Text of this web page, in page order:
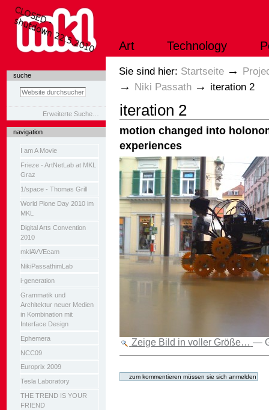
Inhalt
Art Technology
suche
Erweiterte Suche…
navigation
I am A Movie
Frieze - ArtNetLab at MKL
Graz
1/space - Thomas Grill
World Plone Day 2010 im
MKL
Digital Arts Convention
2010
mklAVVEcam
NikiPassathimLab
i-generation
Grammatik und
Architektur neuer Medien
in Kombination mit
Interface Design
Ephemera
NCC09
Europrix 2009
Tesla Laboratory
THE TREND IS YOUR
FRIEND
Sie sind hier: Startseite →
→ Niki Passath → iteration 2
iteration 2
motion changed into
experiences
Zeige Bild in voller Größe… —